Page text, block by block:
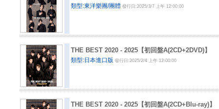
類型:東洋樂團/團體發行日:2025/3/7 上午 12:00:00
THE BEST 2020 - 2025【初回盤A(2CD+2DVD)】
類型:日本進口版發行日:2025/2/4 上午 12:00:00
THE BEST 2020 - 2025【初回盤A(2CD+Blu-ray)】